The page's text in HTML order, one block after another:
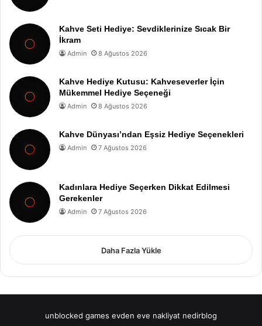
Kahve Seti Hediye: Sevdiklerinize Sıcak Bir
İkram
Admin 8 Ağustos 2026
Kahve Hediye Kutusu: Kahveseverler İçin
Mükemmel Hediye Seçeneği
Admin 8 Ağustos 2026
Kahve Dünyası’ndan Eşsiz Hediye Seçenekleri
Admin 7 Ağustos 2026
Kadınlara Hediye Seçerken Dikkat Edilmesi
Gerekenler
Admin 7 Ağustos 2026
Daha Fazla Yükle
unblocked games evden eve nakliyat nedirblog